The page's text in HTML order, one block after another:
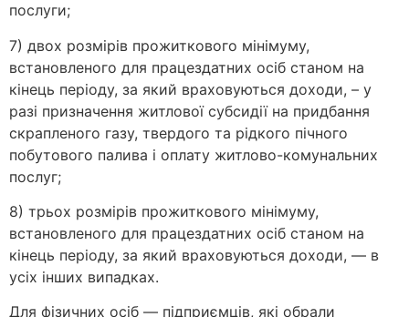
послуги;
7) двох розмірів прожиткового мінімуму,
встановленого для працездатних осіб станом на
кінець періоду, за який враховуються доходи, – у
разі призначення житлової субсидії на придбання
скрапленого газу, твердого та рідкого пічного
побутового палива і оплату житлово-комунальних
послуг;
8) трьох розмірів прожиткового мінімуму,
встановленого для працездатних осіб станом на
кінець періоду, за який враховуються доходи, — в
усіх інших випадках.
Для фізичних осіб — підприємців, які обрали